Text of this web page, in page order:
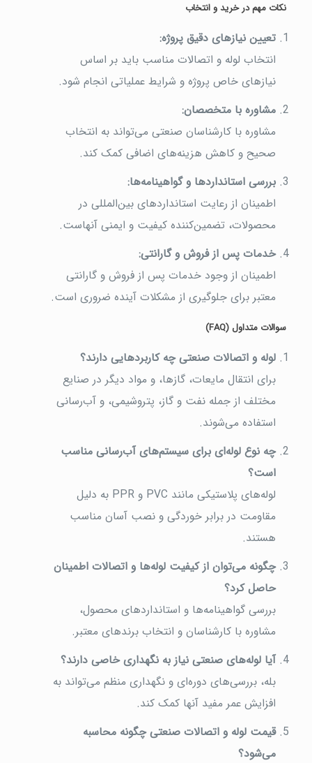
نکات مهم در خرید و انتخاب
تعیین نیازهای دقیق پروژه:
انتخاب لوله و اتصالات مناسب باید بر اساس
نیازهای خاص پروژه و شرایط عملیاتی انجام شود.
مشاوره با متخصصان:
مشاوره با کارشناسان صنعتی می‌تواند به انتخاب
صحیح و کاهش هزینه‌های اضافی کمک کند.
بررسی استانداردها و گواهینامه‌ها:
اطمینان از رعایت استانداردهای بین‌المللی در
محصولات، تضمین‌کننده کیفیت و ایمنی آنهاست.
خدمات پس از فروش و گارانتی:
اطمینان از وجود خدمات پس از فروش و گارانتی
معتبر برای جلوگیری از مشکلات آینده ضروری است.
سوالات متداول (FAQ)
لوله و اتصالات صنعتی چه کاربردهایی دارند؟
برای انتقال مایعات، گازها، و مواد دیگر در صنایع
مختلف از جمله نفت و گاز، پتروشیمی، و آب‌رسانی
استفاده می‌شوند.
چه نوع لوله‌ای برای سیستم‌های آب‌رسانی مناسب
است؟
لوله‌های پلاستیکی مانند PVC و PPR به دلیل
مقاومت در برابر خوردگی و نصب آسان مناسب
هستند.
چگونه می‌توان از کیفیت لوله‌ها و اتصالات اطمینان
حاصل کرد؟
بررسی گواهینامه‌ها و استانداردهای محصول،
مشاوره با کارشناسان و انتخاب برندهای معتبر.
آیا لوله‌های صنعتی نیاز به نگهداری خاصی دارند؟
بله، بررسی‌های دوره‌ای و نگهداری منظم می‌تواند به
افزایش عمر مفید آنها کمک کند.
قیمت لوله و اتصالات صنعتی چگونه محاسبه
می‌شود؟